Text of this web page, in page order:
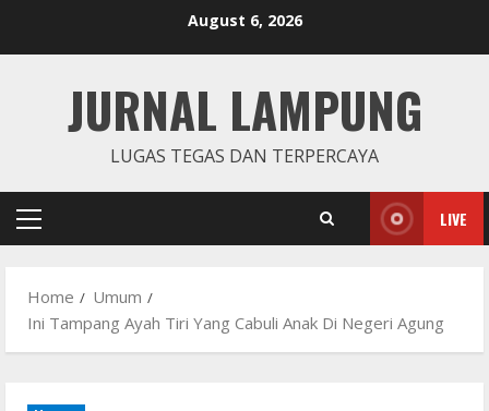
August 6, 2026
JURNAL LAMPUNG
LUGAS TEGAS DAN TERPERCAYA
Primary
LIVE
Home
Umum
Ini Tampang Ayah Tiri Yang Cabuli Anak Di Negeri Agung